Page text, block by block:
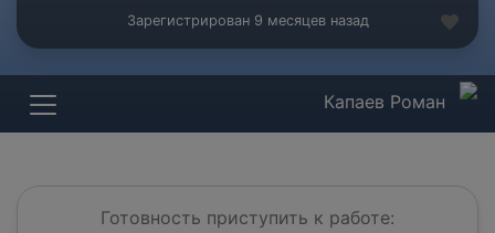
Зарегистрирован 9 месяцев назад
Капаев Роман
Готовность приступить к работе: